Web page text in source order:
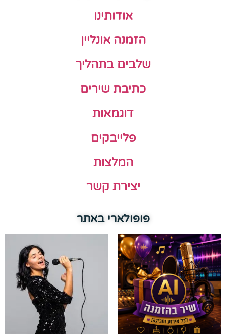
אודותינו
הזמנה אונליין
שלבים בתהליך
כתיבת שירים
דוגמאות
פלייבקים
המלצות
יצירת קשר
פופולארי באתר